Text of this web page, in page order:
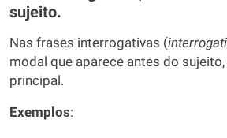
sujeito.
Nas frases interrogativas (
modal que aparece antes do
principal.
Exemplos: